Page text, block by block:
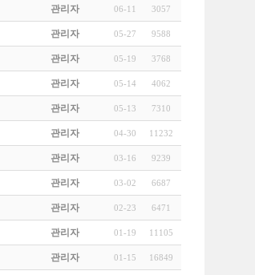
관리자 06-11 3057
관리자 05-27 9588
관리자 05-19 3768
관리자 05-14 4062
관리자 05-13 7310
관리자 04-30 11232
관리자 03-16 9239
관리자 03-02 6687
관리자 02-23 6471
관리자 01-19 11105
관리자 01-15 16849